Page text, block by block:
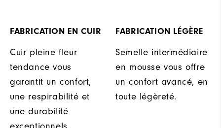
FABRICATION EN CUIR
Cuir pleine fleur
tendance vous
garantit un confort,
une respirabilité et
une durabilité
FABRICATION LÉGÈRE
Semelle intermédiaire
en mousse vous offre
un confort avancé, en
toute légèreté.